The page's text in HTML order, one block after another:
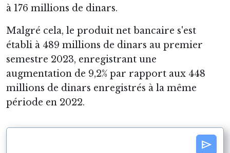
à 176 millions de dinars.
Malgré cela, le produit net bancaire s'est
établi à 489 millions de dinars au premier
semestre 2023, enregistrant une
augmentation de 9,2% par rapport aux 448
millions de dinars enregistrés à la même
période en 2022.
send